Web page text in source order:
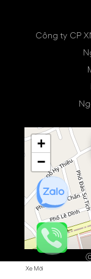
Công ty CP
+
−
Xe Mới